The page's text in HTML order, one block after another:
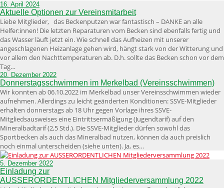
16. April 2024
Aktuelle Optionen zur Vereinsmitarbeit
Liebe Mitglieder, das Beckenputzen war fantastisch – DANKE an alle
Helfer:innen! Die letzten Reparaturen vom Becken sind ebenfalls fertig und
das Wasser läuft jetzt ein. Wie schnell das Aufheizen mit unserer
angeschlagenen Heizanlage gehen wird, hängt stark von der Witterung und
vor allem den Nachttemperaturen ab. D.h. sollte das Becken schon vor dem
Tag…
20. Dezember 2022
Donnerstagsschwimmen im Merkelbad (Vereinsschwimmen)
Wir konnten ab 06.10.2022 im Merkelbad unser Vereinsschwimmen wieder
aufnehmen. Allerdings zu leicht geänderten Konditionen: SSVE-Mitglieder
erhalten donnerstags ab 18 Uhr gegen Vorlage ihres SSVE-
Mitgliedsausweises eine Eintrittsermäßigung (Jugendtarif) auf den
Mineralbadtarif (2,5 Std.). Die SSVE-Mitglieder dürfen sowohl das
Sportbecken als auch das Mineralbad nutzen, können da auch preislich
noch einmal unterscheiden (siehe unten). Ja, es…
5. Dezember 2022
Einladung zur
AUSSERORDENTLICHEN Mitgliederversammlung 2022